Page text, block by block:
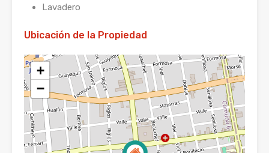
Lavadero
Ubicación de la Propiedad
+
−